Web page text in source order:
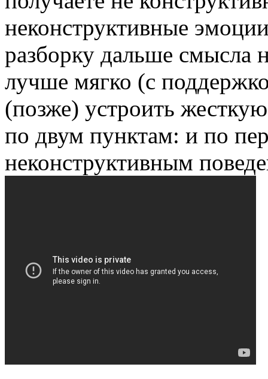
неконструктивные
разборку дальше смысла
лучше мягко (с
(позже) устроить
по двум пунктам: и по
неконструктивным